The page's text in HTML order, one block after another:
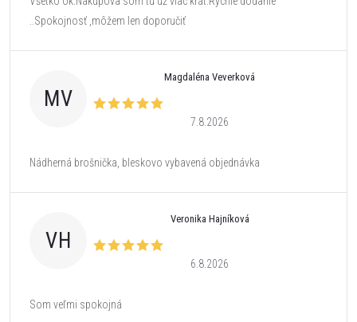
..Spokojnosť ,môžem len doporučiť
MV
Magdaléna Veverková
7.8.2026
Nádherná brošnička, bleskovo vybavená objednávka
VH
Veronika Hajníková
6.8.2026
Som veľmi spokojná